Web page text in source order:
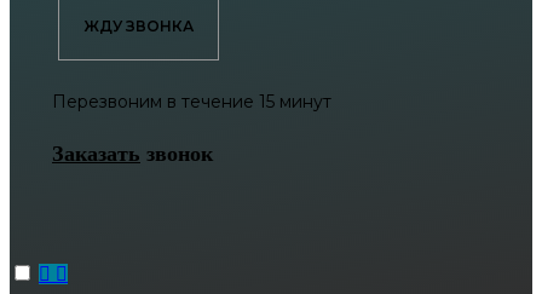
ЖДУ ЗВОНКА
Перезвоним в течение 15 минут
Заказать звонок